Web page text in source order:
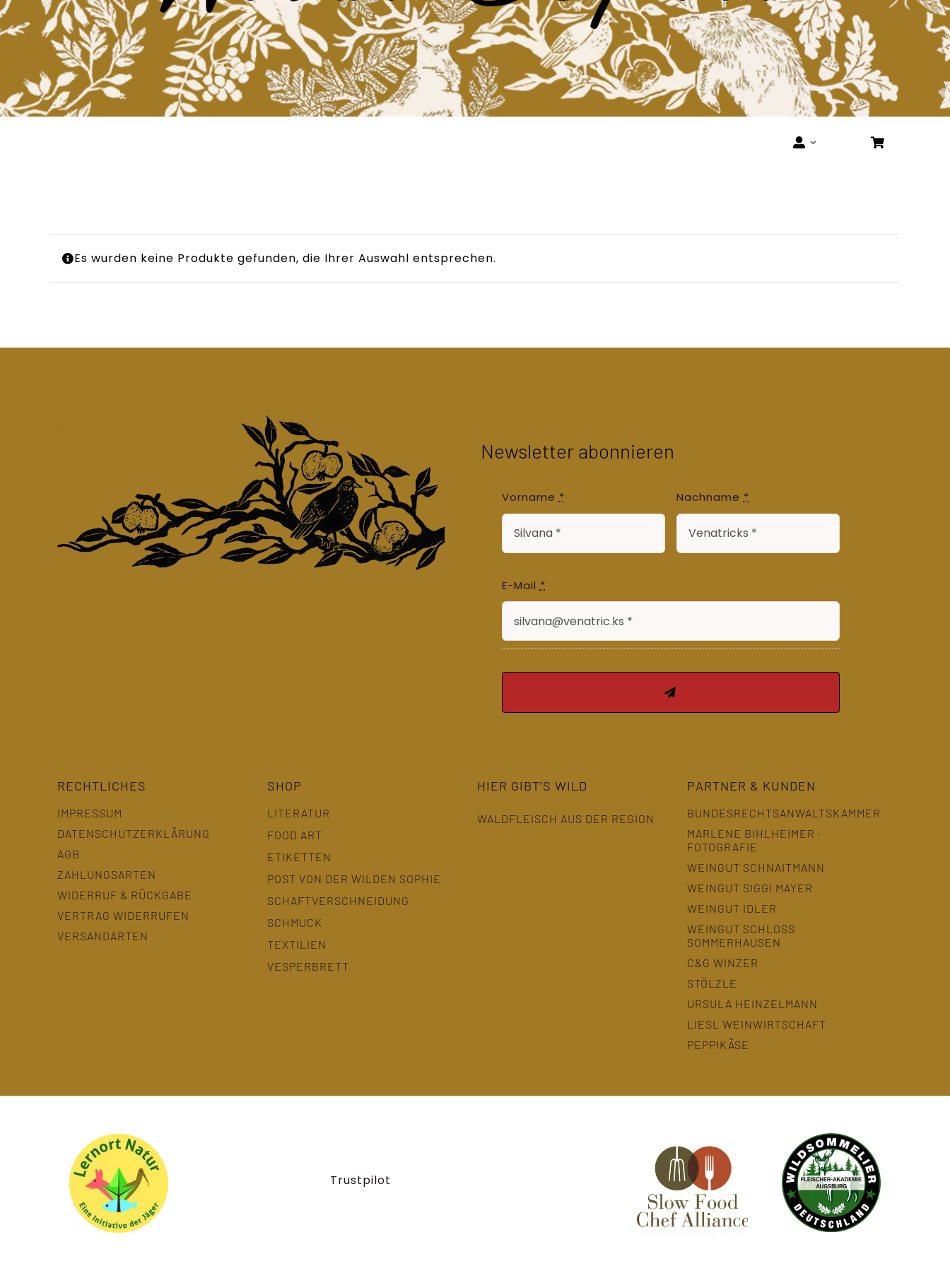
Es wurden keine Produkte gefunden, die Ihrer Auswahl entsprechen.
Newsletter abonnieren
Vorname * Nachname *
E-Mail *
RECHTLICHES
IMPRESSUM
DATENSCHUTZERKLÄRUNG
AGB
ZAHLUNGSARTEN
WIDERRUF & RÜCKGABE
VERTRAG WIDERRUFEN
VERSANDARTEN
SHOP
LITERATUR
FOOD ART
ETIKETTEN
POST VON DER WILDEN SOPHIE
SCHAFTVERSCHNEIDUNG
SCHMUCK
TEXTILIEN
VESPERBRETT
HIER GIBT’S WILD
WALDFLEISCH AUS DER REGION
PARTNER & KUNDEN
BUNDESRECHTSANWALTSKAMMER
MARLENE BIHLHEIMER ·
FOTOGRAFIE
WEINGUT SCHNAITMANN
WEINGUT SIGGI MAYER
WEINGUT IDLER
WEINGUT SCHLOSS
SOMMERHAUSEN
C&G WINZER
STÖLZLE
URSULA HEINZELMANN
LIESL WEINWIRTSCHAFT
PEPPIKÄSE
Trustpilot